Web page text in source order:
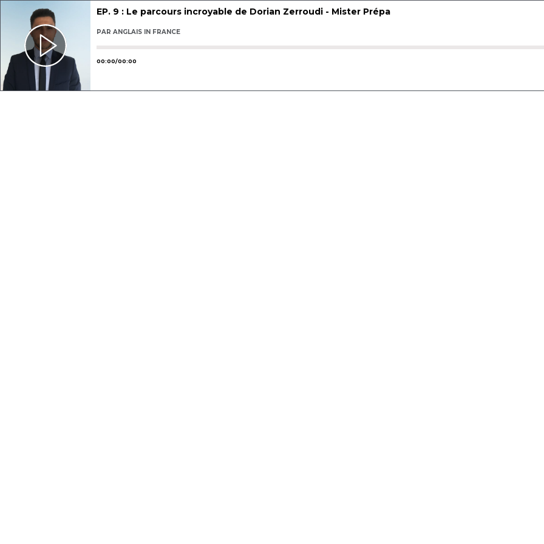
EP. 9 : Le parcours incroyable de Dorian Zerroudi - Mister Prépa
PAR ANGLAIS IN FRANCE
Utilisez les flèches gauche ou droite pour naviguer dans la piste (Majuscule + flèches
00:00/00:00